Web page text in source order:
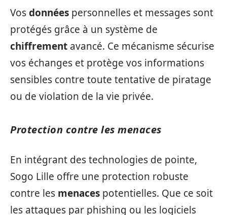
Vosdonnées personnelles et messages sont
protégés grâce à un système de
chiffrement avancé. Ce mécanisme sécurise
vos échanges et protège vos informations
sensibles contre toute tentative de piratage
ou de violation de la vie privée.
Protection contre les menaces
En intégrant des technologies de pointe,
Sogo Lille offre une protection robuste
contre les menaces potentielles. Que ce soit
les attaques par phishing ou les logiciels